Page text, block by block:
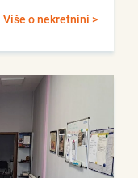
Više o nekretnini >